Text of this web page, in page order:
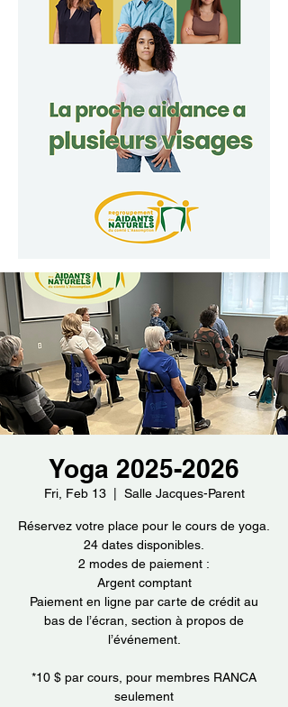
Yoga 2025-2026
Fri, Feb 13
  |
Salle Jacques-Parent
Réservez votre place pour le cours de yoga.
24 dates disponibles.
2 modes de paiement :
Argent comptant
Paiement en ligne par carte de crédit au
bas de l’écran, section à propos de
l’événement.
*10 $ par cours, pour membres RANCA
seulement